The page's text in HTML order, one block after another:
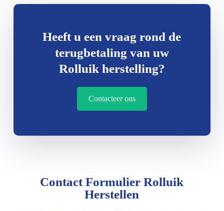
Heeft u een vraag rond de
terugbetaling van uw
Rolluik herstelling?
Contacteer ons
Contact Formulier Rolluik
Herstellen